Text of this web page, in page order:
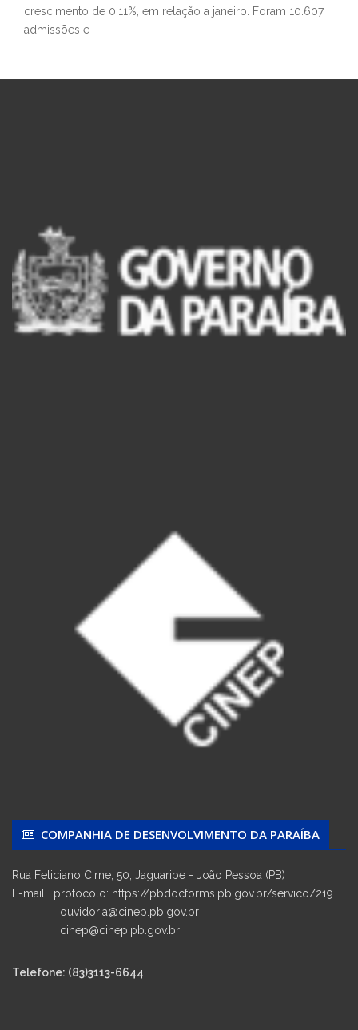
crescimento de 0,11%, em relação a janeiro. Foram 10.607
admissões e
COMPANHIA DE DESENVOLVIMENTO DA PARAÍBA
Rua Feliciano Cirne, 50, Jaguaribe - João Pessoa (PB)
E-mail: protocolo: https://pbdocforms.pb.gov.br/servico/219
ouvidoria@cinep.pb.gov.br
cinep@cinep.pb.gov.br
Telefone: (83)3113-6644